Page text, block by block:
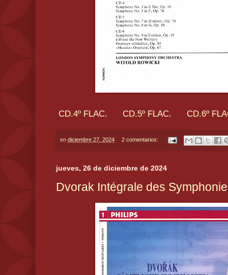
CD.4º FLAC. CD.5º FLAC. CD.6º
en diciembre 27, 2024 2 comentarios:
jueves, 26 de diciembre de 2024
Dvorak Intégrale des